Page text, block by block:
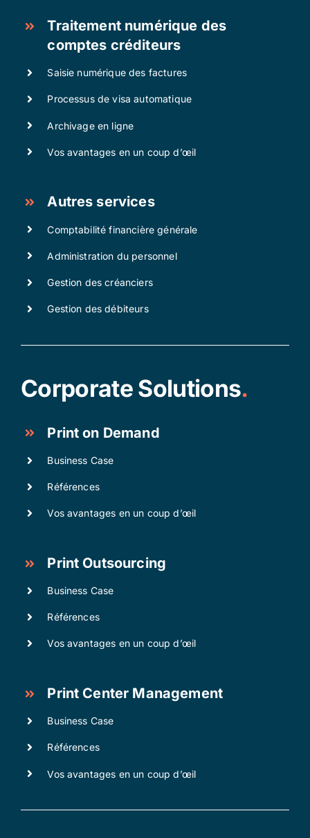
Traitement numérique des
comptes créditeurs
Saisie numérique des factures
Processus de visa automatique
Archivage en ligne
Vos avantages en un coup d’œil
Autres services
Comptabilité financière générale
Administration du personnel
Gestion des créanciers
Gestion des débiteurs
Corporate Solutions.
Print on Demand
Business Case
Références
Vos avantages en un coup d’œil
Print Outsourcing
Business Case
Références
Vos avantages en un coup d’œil
Print Center Management
Business Case
Références
Vos avantages en un coup d’œil